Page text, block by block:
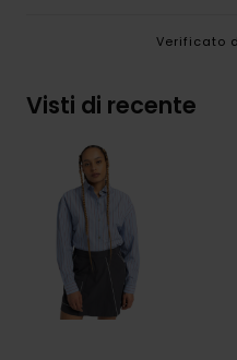
Verificato
Visti di recente